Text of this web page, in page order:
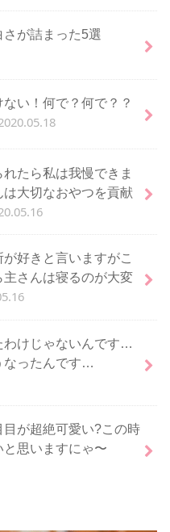
が詰まった5選
い！何で？何で？？
たら私は我慢できま
大切なおやつを貢献
好きと言いますがこ
さんは寝るのが大変
わけじゃないんです…
なったんです…
目が超絶可愛い?この時
思いますにゃ〜